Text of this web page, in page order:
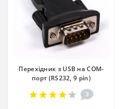
Перехідник з USB на COM-
порт (RS232, 9 pin)
3